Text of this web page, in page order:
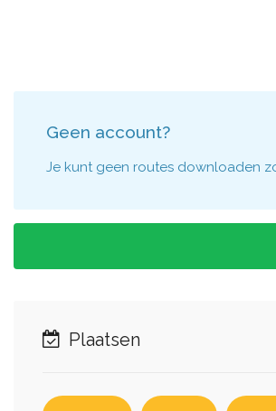
Geen account?
Je kunt geen routes downloaden
Plaatsen